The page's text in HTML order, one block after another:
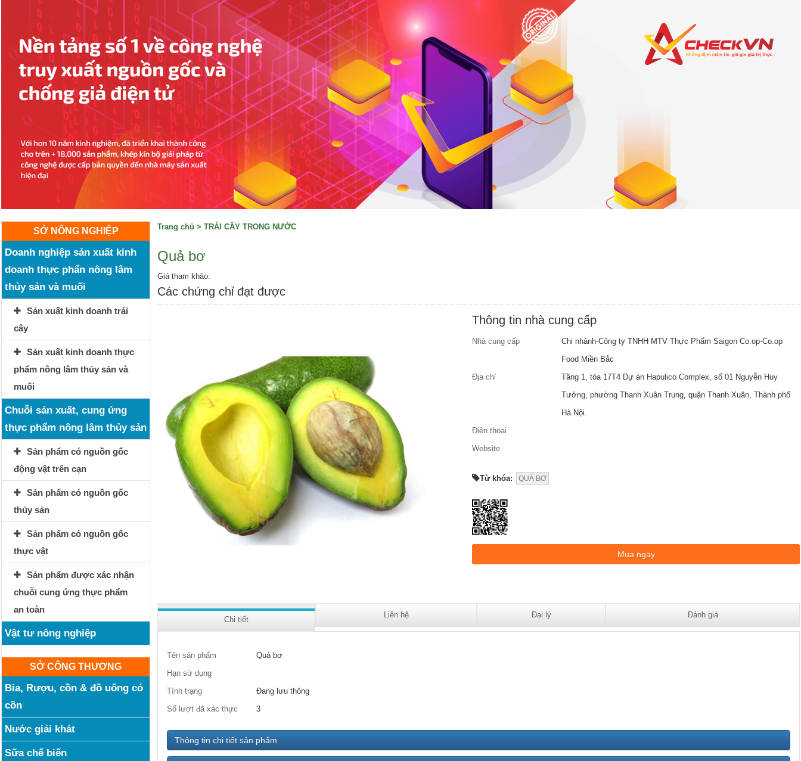
SỞ NÔNG NGHIỆP
Doanh nghiệp sản xuất kinh
doanh thực phẩn nông lâm
thủy sản và muối
Sản xuất kinh doanh trái
cây
Sản xuất kinh doanh thực
phẩm nông lâm thủy sản và
muối
Chuỗi sản xuất, cung ứng
thực phẩm nông lâm thủy sản
Sản phẩm có nguồn gốc
động vật trên cạn
Sản phẩm có nguồn gốc
thủy sản
Sản phẩm có nguồn gốc
thực vật
Sản phẩm được xác nhận
chuỗi cung ứng thực phẩm
an toàn
Vật tư nông nghiệp
SỞ CÔNG THƯƠNG
Bia, Rượu, cồn & đồ uống có
cồn
Nước giải khát
Sữa chế biến
Trang chủ > TRÁI CÂY TRONG NƯỚC
Quả bơ
Giá tham khảo:
Các chứng chỉ đạt được
Thông tin nhà cung cấp
Nhà cung cấp
Chi nhánh-Công ty TNHH MTV Thực Phẩm Saigon Co.op-Co.op
Food Miền Bắc
Địa chỉ
Tầng 1, tòa 17T4 Dự án Hapulico Complex, số 01 Nguyễn Huy
Tưởng, phường Thanh Xuân Trung, quận Thanh Xuân, Thành phố
Hà Nội.
Điện thoại
Website
Từ khóa: QUẢ BƠ
Chi tiết
Liên hệ Đại lý Đánh giá
Tên sản phẩm
Quả bơ
Hạn sử dụng
Tình trạng
Đang lưu thông
Số lượt đã xác thực
3
Thông tin chi tiết sản phẩm